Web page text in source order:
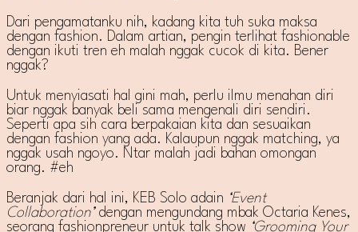
Dari pengamatanku nih, kadang kita tuh suka maksa
dengan fashion. Dalam artian, pengin terlihat fashionable
dengan ikuti tren eh malah nggak cucok di kita. Bener
nggak?
Untuk menyiasati hal gini mah, perlu ilmu menahan diri
biar nggak banyak beli sama mengenali diri sendiri.
Seperti apa sih cara berpakaian kita dan sesuaikan
dengan fashion yang ada. Kalaupun nggak matching, ya
nggak usah ngoyo. Ntar malah jadi bahan omongan
orang. #eh
Beranjak dari hal ini, KEB Solo adain ‘Event
Collaboration’dengan mengundang mbak Octaria Kenes,
seorang fashionpreneur untuk talk show ‘Grooming Your